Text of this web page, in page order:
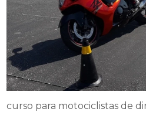
curso para motociclistas de